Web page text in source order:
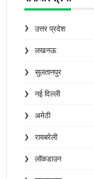
उत्तर प्रदेश
लखनऊ
सुलतानपुर
नई दिल्ली
अमेठी
रायबरेली
लॉकडाउन